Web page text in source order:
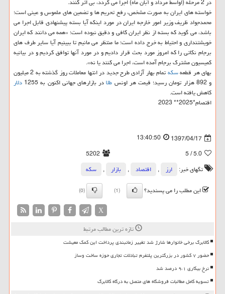
خواسته های ایران به صورت مشخص، رفع تحریم ها و تضمین های ملموس و عینی است؛
محمدجواد ظریف وزیر امور خارجه ایران در مورد اینكه آیا بسته پیشنهادی قابل اجرا می
باشد، می گوید كه بسته از نظر ایران كافی و دقیق نبوده است؛ «همه می دانند كه ایران
خویشتنداری و احتیاط به خرج داده است؛ ما منتظر می مانیم تا ببینیم آیا سایر طرف های
برجام نكاتی را كه امروز مورد بحث قرار دادیم و در مورد آنها توافق كردیم و در بیانیه
كمیسیون مشترك برجام آمده است، اجرا می كنند یا نه».
بهای هر قطعهسكه
تمام بهار آزادی طرح جدید در انتها معاملات روز گذشته به 2 میلیون
و 892 هزار تومان رسید؛ قیمت هر اونس
طلادر بازارهای جهانی اكنون به 1255
دلار
كاهش یافته است.
اقتصام*2025** 2023
1397/04/17
13:40:50
5.0
/ 5
5202
تگهای خبر:
ارز , اقتصاد , بازار ,
سكه
این مطلب را می پسندید؟
(1)
(0)
X
تازه ترین مطالب مرتبط
کالابرگ برخی خانوارها شارژ شد تغییر زمانبندی پرداخت این کمک معیشت
حضور ۷ کشور در بزرگترین پلتفرم تبادلات تجاری حوزه ساخت وساز
نرخ بیکاری ۹،۱ درصد شد
تسویه کامل مطالبات فروشگاه های متصل به درگاه کالابرگ